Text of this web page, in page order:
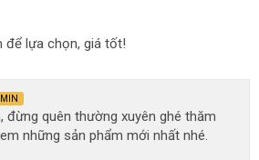
để lựa chọn, giá tốt!
đừng quên thường xuyên ghé thăm
những sản phẩm mới nhất nhé.